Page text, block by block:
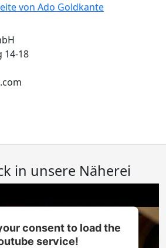
von Ado Goldkante
14-18
in unsere Näherei
consent to load the
service!